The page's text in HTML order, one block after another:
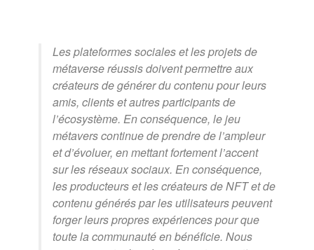
Les plateformes sociales et les projets de
métaverse réussis doivent permettre aux
créateurs de générer du contenu pour leurs
amis, clients et autres participants de
l’écosystème. En conséquence, le jeu
métavers continue de prendre de l’ampleur
et d’évoluer, en mettant fortement l’accent
sur les réseaux sociaux. En conséquence,
les producteurs et les créateurs de NFT et de
contenu générés par les utilisateurs peuvent
forger leurs propres expériences pour que
toute la communauté en bénéficie. Nous